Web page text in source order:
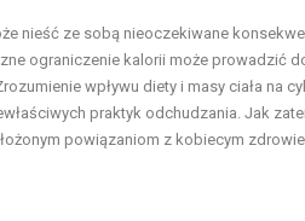
nieść ze sobą nieoczekiwane
ograniczenie kalorii może prowadzić
wpływu diety i masy ciała na
praktyk odchudzania. Jak
powiązaniom z kobiecym